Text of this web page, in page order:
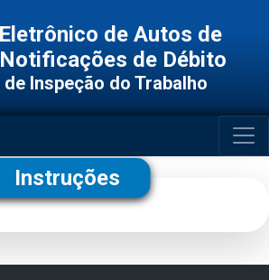
de Autos de
de Débito
Inspeção do Trabalho
Instruções